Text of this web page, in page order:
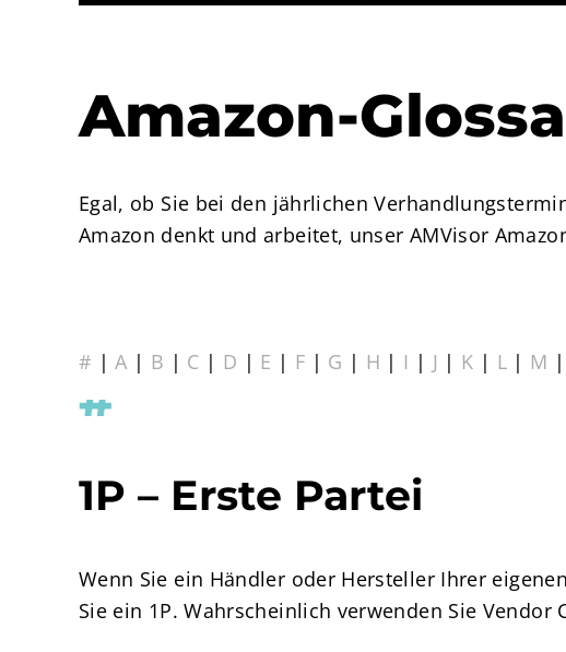
Amazon-
Egal, ob Sie bei den jährlichen
Amazon denkt und arbeitet, unser AMVisor
# |A | B | C | D | E | F | G | H | I | J | K | L| M |
#
1P – Erste Partei
Wenn Sie ein Händler oder Hersteller Ihrer
Sie ein 1P. Wahrscheinlich verwenden Sie